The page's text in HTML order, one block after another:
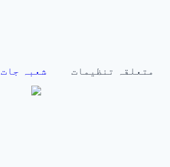
متعلقہ تنظیمات شعبہ جات